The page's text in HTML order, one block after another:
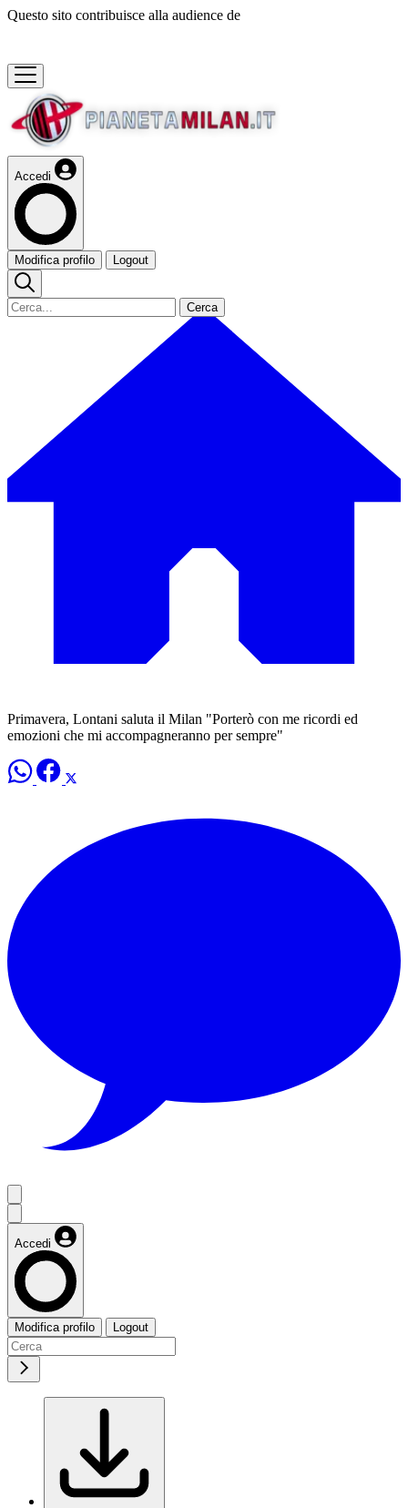
Questo sito contribuisce alla audience de
Accedi
Modifica profilo Logout
Cerca
Primavera, Lontani saluta il Milan "Porterò con me ricordi ed
emozioni che mi accompagneranno per sempre"
Accedi
Modifica profilo Logout